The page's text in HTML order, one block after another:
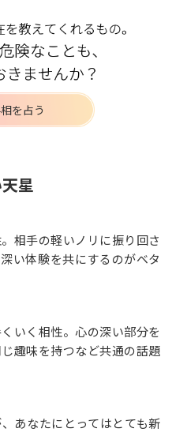
を占う
星
相手の軽いノリに振り回さ
い体験を共にするのがベタ
いく相性。心の深い部分を
趣味を持つなど共通の話題
あなたにとってはとても新